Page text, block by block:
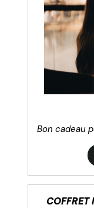
Bon cadeau
COFFRET